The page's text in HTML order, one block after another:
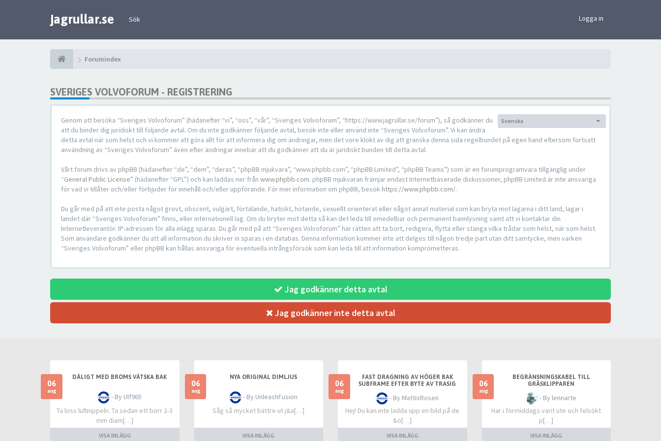
jagrullar.se Sök Logga in
Forumindex
SVERIGES VOLVOFORUM - REGISTRERING
Språk:
Svenska
Genom att besöka “Sveriges Volvoforum” (hädanefter “vi”, “oss”, “vår”, “Sveriges Volvoforum”, “https://www.jagrullar.se/forum”), så godkänner du
att du binder dig juridiskt till följande avtal. Om du inte godkänner följande avtal, besök inte eller använd inte “Sveriges Volvoforum”. Vi kan ändra
detta avtal när som helst och vi kommer att göra allt för att informera dig om ändringar, men det vore klokt av dig att granska denna sida regelbundet på egen hand eftersom fortsatt
användning av “Sveriges Volvoforum” även efter ändringar innebär att du godkänner att du är juridiskt bunden till detta avtal.
Vårt forum drivs av phpBB (hädanefter “de”, “dem”, “deras”, “phpBB mjukvara”, “www.phpbb.com”, “phpBB Limited”, “phpBB Teams”) som är en forumprogramvara tillgänglig under
“General Public License” (hädanefter “GPL”) och kan laddas ner från www.phpbb.com. phpBB mjukvaran främjar endast Internetbaserade diskussioner, phpBB Limited är inte ansvariga
för vad vi tillåter och/eller förbjuder för innehåll och/eller uppförande. För mer information om phpBB, besök https://www.phpbb.com/.
Du går med på att inte posta något grovt, obscent, vulgärt, förtalande, hatiskt, hotande, sexuellt orienterat eller något annat material som kan bryta mot lagarna i ditt land, lagar i
landet där “Sveriges Volvoforum” finns, eller internationell lag. Om du bryter mot detta så kan det leda till omedelbar och permanent bannlysning samt att vi kontaktar din
Internetleverantör. IP-adressen för alla inlägg sparas. Du går med på att “Sveriges Volvoforum” har rätten att ta bort, redigera, flytta eller stänga vilka trådar som helst, när som helst.
Som användare godkänner du att all information du skriver in sparas i en databas. Denna information kommer inte att delges till någon tredje part utan ditt samtycke, men varken
“Sveriges Volvoforum” eller phpBB kan hållas ansvariga för eventuella intrångsförsök som kan leda till att information komprometteras.
Jag godkänner detta avtal
Jag godkänner inte detta avtal
06
aug
DÅLIGT MED BROMS VÄTSKA BAK
- By Ulf965
Ta loss luftnippeln. Ta sedan ett borr 2-3
mm diam[…]
VISA INLÄGG
06
aug
NYA ORIGINAL DIMLJUS
- By UnleashFusion
Såg så mycket bättre ut j&a[…]
VISA INLÄGG
06
aug
FAST DRAGNING AV HÖGER BAK
SUBFRAME EFTER BYTE AV TRASIG
SLANGKOPPLING MELLAN TANKLOCK
OCH TANK
- By MattisRosen
Hej! Du kan inte ladda upp en bild på de
&o[…]
VISA INLÄGG
06
aug
BEGRÄNSNINGSKABEL TILL
GRÄSKLIPPAREN
- By lennarte
Har i förmiddags varit ute och felsökt
p[…]
VISA INLÄGG